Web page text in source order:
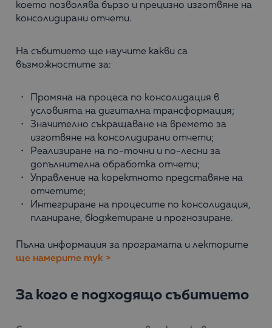
което позволява бързо и прецизно изготвяне на
консолидирани отчети.
На събитието ще научите какви са
възможностите за:
Промяна на процеса по консолидация в
условията на дигитална трансформация;
Значително съкращаване на времето за
изготвяне на консолидирани отчети;
Реализиране на по-точни и по-лесни за
допълнителна обработка отчети;
Управление на коректното представяне на
отчетите;
Интегриране на процесите по консолидация,
планиране, бюджетиране и прогнозиране.
Пълна информация за програмата и лекторите
ще намерите тук >
За кого е подходящо събитието